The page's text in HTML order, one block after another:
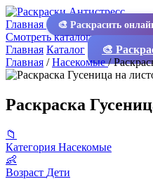
Главная 🎨 Раскрасить
Смотреть каталог
Главная Каталог 🎨
Главная /Насекомые/
Раскраска
📁
Категория Насекомые
👶
Возраст Дети